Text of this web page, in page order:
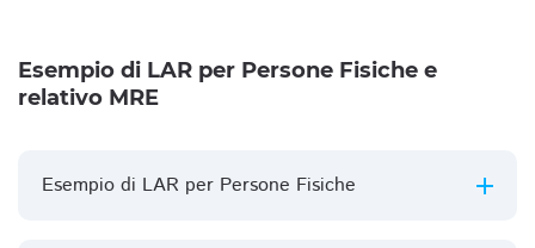
Esempio di LAR per Persone Fisiche e
relativo MRE
Esempio di LAR per Persone Fisiche